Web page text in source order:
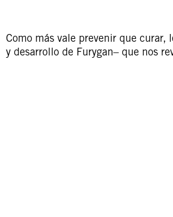
Como más vale prevenir que curar,
y desarrollo de Furygan– que nos